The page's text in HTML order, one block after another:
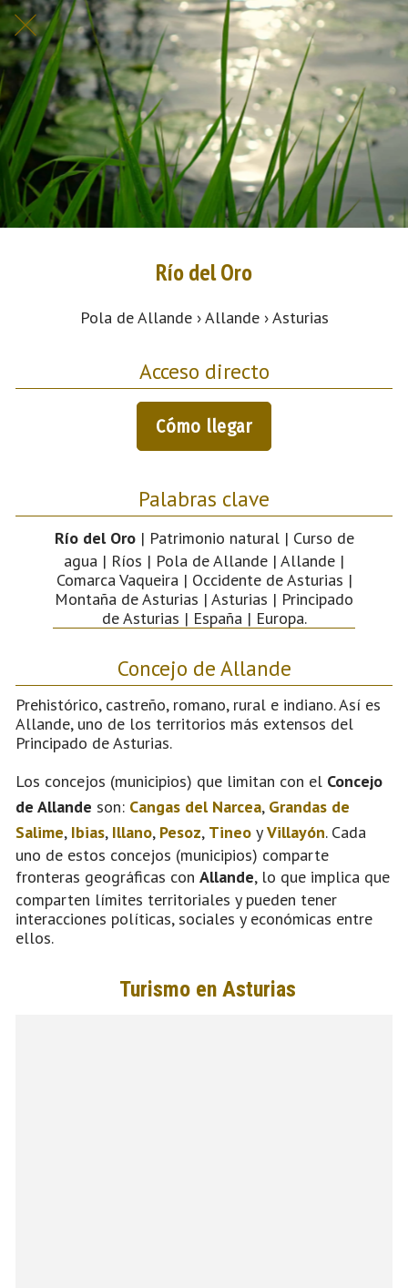
Río del Oro
Pola de Allande › Allande › Asturias
Acceso directo
Cómo llegar
Palabras clave
Río del Oro| Patrimonio natural | Curso de
agua | Ríos | Pola de Allande | Allande |
Comarca Vaqueira | Occidente de Asturias |
Montaña de Asturias | Asturias | Principado
de Asturias | España | Europa.
Concejo de Allande
Prehistórico, castreño, romano, rural e indiano. Así es
Allande, uno de los territorios más extensos del
Principado de Asturias.
Los concejos (municipios) que limitan con el Concejo
de Allande son: Cangas del Narcea, Grandas de
Salime, Ibias, Illano, Pesoz, Tineo yVillayón. Cada
uno de estos concejos (municipios) comparte
fronteras geográficas con Allande, lo que implica que
comparten límites territoriales y pueden tener
interacciones políticas, sociales y económicas entre
ellos.